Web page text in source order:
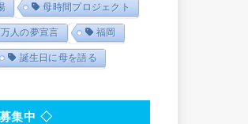
母時間プロジェクト
人の夢宣言 福岡
誕生日に母を語る
集中 ◇